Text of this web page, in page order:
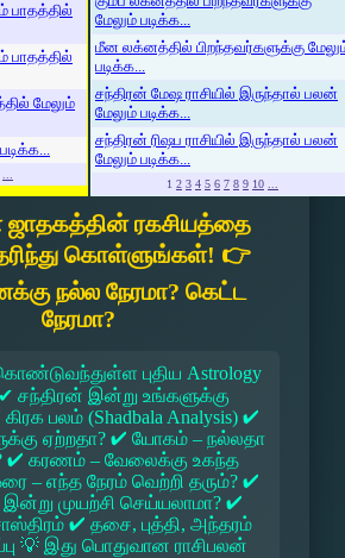
பாதத்தில்
பாதத்தில்
மேலும்
...
மேலும் படிக்க...
மீன லக்னத்தில் பிறந்தவர்களுக்கு
படிக்க...
சந்திரன் மேஷ ராசியில் இருந்தால் பலன்
மேலும் படிக்க...
சந்திரன் ரிஷப ராசியில் இருந்தால் பலன்
மேலும் படிக்க...
1 2 3 4 5 6 7 8 9 10 ...
ஜாதகத்தின் ரகசியத்தை
கொள்ளுங்கள்! 👉
நல்ல நேரமா? கெட்ட
நேரமா?
புதிய Astrology
✔ சந்திரன் இன்று உங்களுக்கு
பலம் (Shadbala Analysis) ✔
ஏற்றதா? ✔ யோகம் – நல்லதா
✔ கரணம் – வேலைக்கு உகந்த
– எந்த நேரம் வெற்றி தரும்? ✔
இன்று முயற்சி செய்யலாமா? ✔
✔ தசை, புத்தி, அந்தரம்
💡 இது பொதுவான ராசிபலன்